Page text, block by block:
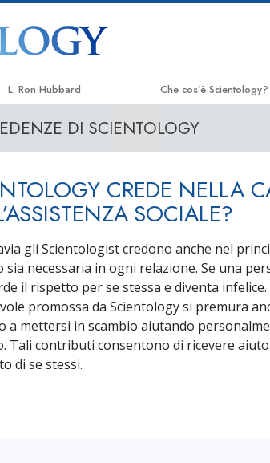
L. Ron Hubbard Che cos’è Scientology?
Credenze e pratiche
Che cosa dicono gli
riguardo a Scientology
All’interno di una
I Principi Fondamentali
Un’Introduzione a
DI SCIENTOLOGY
CREDE NELLA
SOCIALE?
gli Scientologist credono anche nel
sia necessaria in ogni relazione. Se una
il rispetto per se stessa e diventa
promossa da Scientology si premura
a mettersi in scambio aiutando
Tali contributi consentono di ricevere
di se stessi.